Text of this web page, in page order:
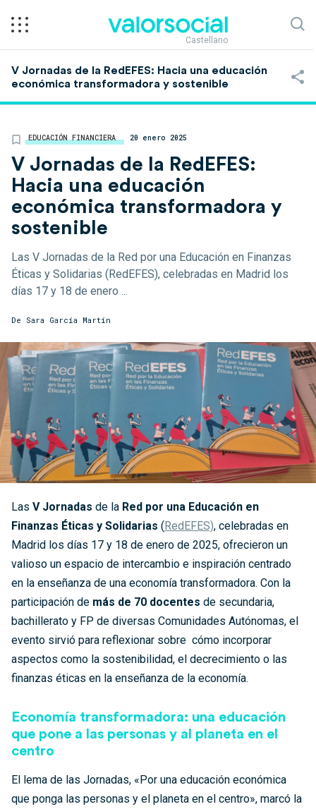
Castellano
V Jornadas de la RedEFES: Hacia una educación
económica transformadora y sostenible
EDUCACIÓN FINANCIERA 20 enero 2025
V Jornadas de la RedEFES:
Hacia una educación
económica transformadora y
sostenible
Las V Jornadas de la Red por una Educación en Finanzas
Éticas y Solidarias (RedEFES), celebradas en Madrid los
días 17 y 18 de enero ...
De Sara García Martín
Las V Jornadas de la Red por una Educación en
Finanzas Éticas y Solidarias (RedEFES), celebradas en
Madrid los días 17 y 18 de enero de 2025, ofrecieron un
valioso un espacio de intercambio e inspiración centrado
en la enseñanza de una economía transformadora. Con la
participación de más de 70 docentes de secundaria,
bachillerato y FP de diversas Comunidades Autónomas, el
evento sirvió para reflexionar sobre cómo incorporar
aspectos como la sostenibilidad, el decrecimiento o las
finanzas éticas en la enseñanza de la economía.
Economía transformadora: una educación
que pone a las personas y al planeta en el
centro
El lema de las Jornadas, «Por una educación económica
que ponga las personas y el planeta en el centro», marcó la